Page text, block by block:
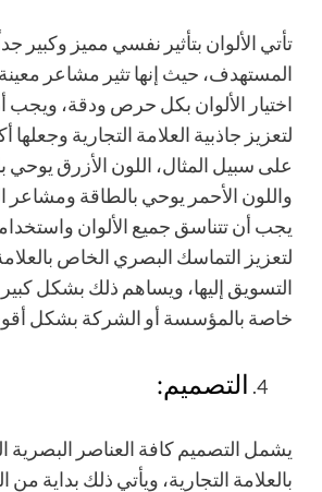
تأتي الألوان بتأثير نفسي مميز وكبير
المستهدف، حيث إنها تثير مشاعر
اختيار الألوان بكل حرص ودقة، ويجب
لتعزيز جاذبية العلامة التجارية وجعلها
على سبيل المثال، اللون الأزرق يوحي
واللون الأحمر يوحي بالطاقة ومشاعر
يجب أن تتناسق جميع الألوان
لتعزيز التماسك البصري الخاص
التسويق إليها، ويساهم ذلك بشكل
خاصة بالمؤسسة أو الشركة بشكل
التصميم:
يشمل التصميم كافة العناصر البصرية
بالعلامة التجارية، ويأتي ذلك بداية من